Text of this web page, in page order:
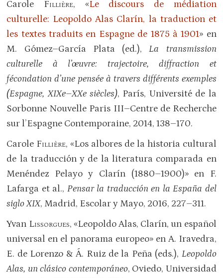
Carole Fillière, «Le discours de médiation
culturelle: Leopoldo Alas Clarín, la traduction et
les textes traduits en Espagne de 1875 à 1901» en
M. Gómez–García Plata (ed.),La transmission
culturelle à l’œuvre: trajectoire, diffraction et
fécondation d’une pensée à travers différents exemples
(Espagne, XIXe–XXe siècles), París, Université de la
Sorbonne Nouvelle Paris III–Centre de Recherche
sur l’Espagne Contemporaine, 2014, 138–170.
Carole Fillière, «Los albores de la historia cultural
de la traducción y de la literatura comparada en
Menéndez Pelayo y Clarín (1880–1900)» en F.
Lafarga et al., Pensar la traducción en la España del
siglo XIX, Madrid, Escolar y Mayo, 2016, 227–311.
Yvan Lissorgues, «Leopoldo Alas, Clarín, un español
universal en el panorama europeo» en A. Iravedra,
E. de Lorenzo & Á. Ruiz de la Peña (eds.), Leopoldo
Alas, un clásico contemporáneo, Oviedo, Universidad